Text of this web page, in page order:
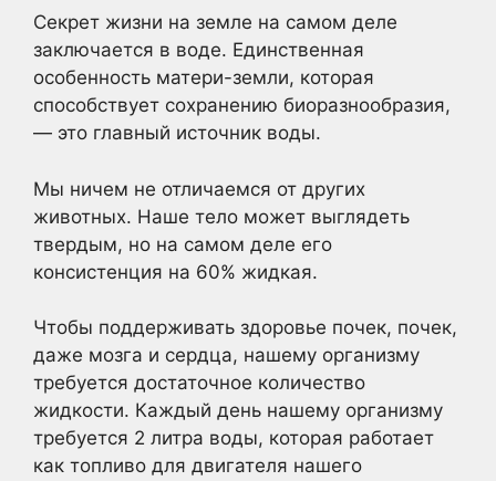
Секрет жизни на земле на самом деле
заключается в воде. Единственная
особенность матери-земли, которая
способствует сохранению биоразнообразия,
— это главный источник воды.
Мы ничем не отличаемся от других
животных. Наше тело может выглядеть
твердым, но на самом деле его
консистенция на 60% жидкая.
Чтобы поддерживать здоровье почек, почек,
даже мозга и сердца, нашему организму
требуется достаточное количество
жидкости. Каждый день нашему организму
требуется 2 литра воды, которая работает
как топливо для двигателя нашего